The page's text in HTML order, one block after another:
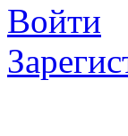
Войти